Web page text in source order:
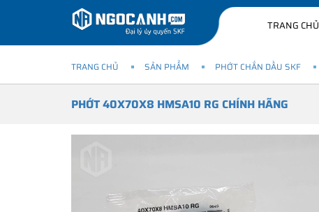
TRANG CHỦ
TRANG CHỦ SẢN PHẨM PHỚT CHẮN DẦU SKF
PHỚT 40X70X8 HMSA10 RG CHÍNH HÃNG